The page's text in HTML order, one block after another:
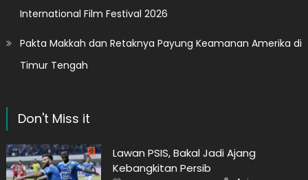
International Film Festival 2026
Pakta Makkah dan Retaknya Payung Keamanan Amerika di
Timur Tengah
Don't Miss it
Lawan PSIS, Bakal Jadi Ajang
Kebangkitan Persib